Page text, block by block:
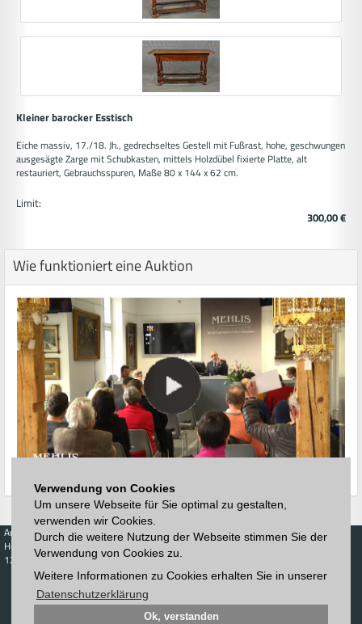
Verwendung von Cookies
Um unsere Webseite für Sie optimal zu gestalten,
verwenden wir Cookies.
Durch die weitere Nutzung der Webseite stimmen Sie der
Verwendung von Cookies zu.
Weitere Informationen zu Cookies erhalten Sie in unserer
Datenschutzerklärung
Ok, verstanden
Kleiner barocker Esstisch
Eiche massiv, 17./18. Jh., gedrechseltes Gestell mit Fußrast, hohe, geschwungen
ausgesägte Zarge mit Schubkasten, mittels Holzdübel fixierte Platte, alt
restauriert, Gebrauchsspuren, Maße 80 x 144 x 62 cm.
Limit:
300,00 €
Wie funktioniert eine Auktion
Auktionen
Höchstzuschläge
123. Auktion
Zeitplan
Katalog
Blätterkatalog
Kaufen
Kalender
Verkaufen
Preisdatenbank
Höchstzuschläge
Auktionshaus
Anmelden
Newsletter